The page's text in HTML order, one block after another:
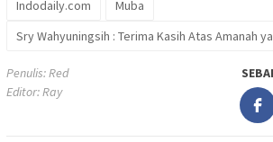
Indodaily.com
Muba
Sry Wahyuningsih : Terima Kasih Atas Amanah
Penulis: Red
Editor: Ray